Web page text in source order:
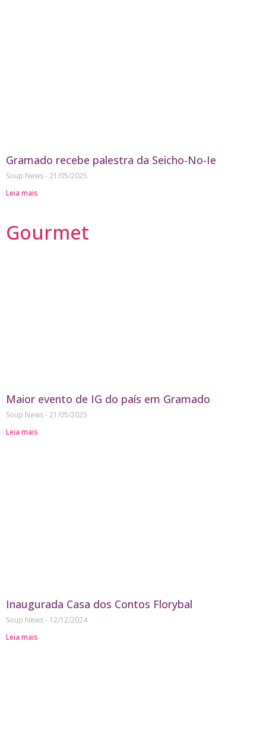
Gramado recebe palestra da Seicho-No-Ie
Soup News 21/05/2025
Leia mais
Gourmet
Maior evento de IG do país em Gramado
Soup News 21/05/2025
Leia mais
Inaugurada Casa dos Contos Florybal
Soup News
12/12/2024
Leia mais